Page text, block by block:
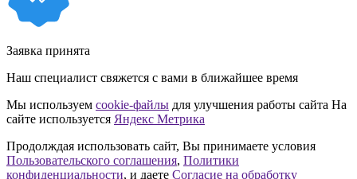
Заявка принята
Наш специалист свяжется с вами в ближайшее время
Мы используем cookie-файлы для улучшения работы сайта На
сайте используется Яндекс Метрика
Продолждая использовать сайт, Вы принимаете условия
Пользовательского соглашения, Политики
конфиденциальности, и даете Согласие на обработку